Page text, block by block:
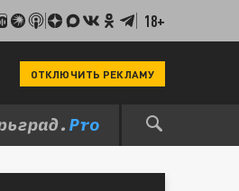
18+
ОТКЛЮЧИТЬ РЕКЛАМУ